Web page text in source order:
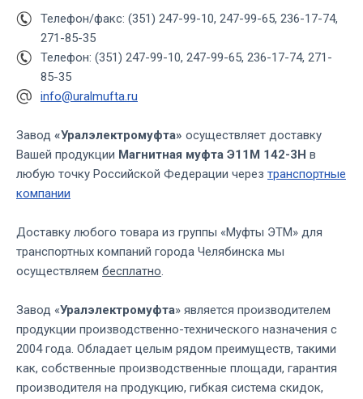
Телефон/факс: (351) 247-99-10, 247-99-65, 236-17-74,
271-85-35
Телефон: (351) 247-99-10, 247-99-65, 236-17-74, 271-
85-35
info@uralmufta.ru
Завод «Уралэлектромуфта» осуществляет доставку
Вашей продукции Магнитная муфта Э11М 142-3Н в
любую точку Российской Федерации через транспортные
компании
Доставку любого товара из группы «Муфты ЭТМ» для
транспортных компаний города Челябинска мы
осуществляем бесплатно.
Завод «Уралэлектромуфта» является производителем
продукции производственно-технического назначения с
2004 года. Обладает целым рядом преимуществ, такими
как, собственные производственные площади, гарантия
производителя на продукцию, гибкая система скидок,